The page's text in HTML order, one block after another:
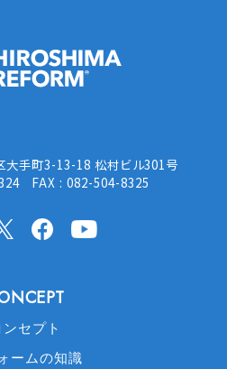
大手町3-13-18 松村ビル301号
FAX : 082-504-8325
X(Twitter)facebook
ンセプト
ームの知識